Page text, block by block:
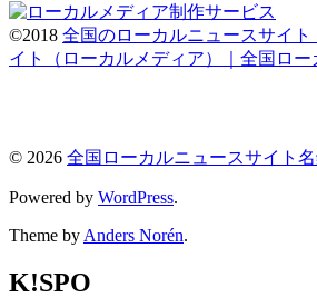
©2018 全国のローカルニュースサイ
イト（ローカルメディア）｜全国ロ
© 2026 全国ローカルニュースサイト
Powered by WordPress.
Theme by Anders Norén.
K!SPO